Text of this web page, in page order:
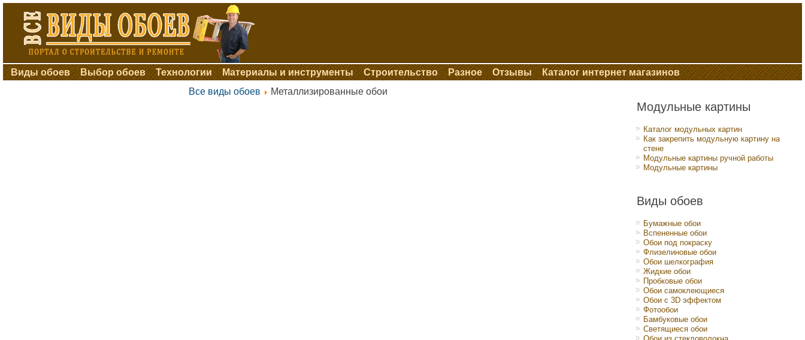
Виды обоев Выбор обоев Технологии Материалы и инструменты Строительство Разное Отзывы Каталог интернет магазинов
Все виды обоев Металлизированные обои
Модульные картины
Каталог модульных картин
Как закрепить модульную картину на
стене
Модульные картины ручной работы
Модульные картины
Виды обоев
Бумажные обои
Вспененные обои
Обои под покраску
Флизелиновые обои
Обои шелкография
Жидкие обои
Пробковые обои
Обои самоклеющиеся
Обои с 3D эффектом
Фотообои
Бамбуковые обои
Светящиеся обои